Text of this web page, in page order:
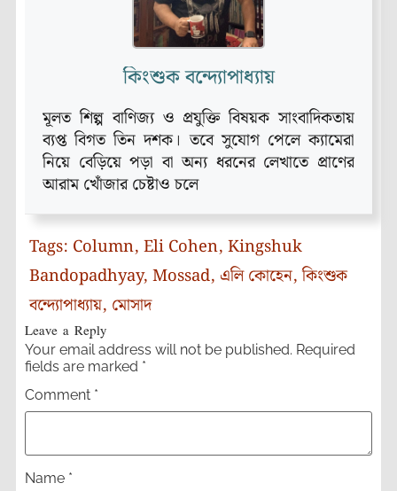
কিংশুক বন্দ্যোপাধ্যায়
মূলত শিল্প বাণিজ্য ও প্রযুক্তি বিষয়ক সাংবাদিকতায়
ব্যপ্ত বিগত তিন দশক। তবে সুযোগ পেলে ক্যামেরা
নিয়ে বেড়িয়ে পড়া বা অন্য ধরনের লেখাতে প্রাণের
আরাম খোঁজার চেষ্টাও চলে
Tags: Column, Eli Cohen, Kingshuk
Bandopadhyay, Mossad, এলি কোহেন,কিংশুক
বন্দ্যোপাধ্যায়, মোসাদ
Leave a Reply
Your email address will not be published. Required
fields are marked *
Comment *
Name *